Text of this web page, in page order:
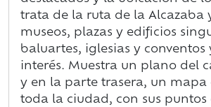
trata de la ruta de la Alcazaba
museos, plazas y edificios
baluartes, iglesias y conventos
interés. Muestra un plano del
y en la parte trasera, un mapa
toda la ciudad, con sus puntos